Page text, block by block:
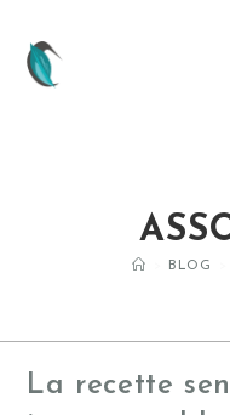
BLOG
La recette